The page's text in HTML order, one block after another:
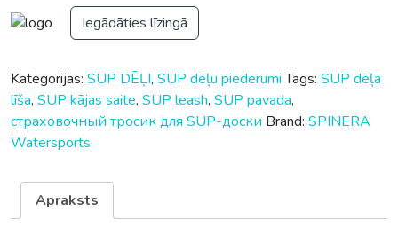
Iegādāties līzingā
Kategorijas: SUP DĒĻI, SUP dēļu piederumi Tags: SUP dēļa
līša, SUP kājas saite, SUP leash, SUP pavada,
страховочный тросик для SUP-доски Brand: SPINERA
Watersports
Apraksts